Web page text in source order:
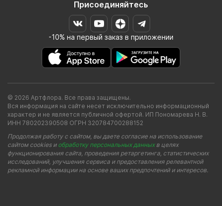
Присоединяйтесь
-10% на первый заказ в приложении
© 2026 Артфлора. Все права защищены.
Вся информация на сайте несет исключительно информационный
характер и не является публичной офертой. ИП Пономарева Н. В.
ИНН 780202390508 ОГРН 320784700288152
Продолжая работу с сайтом, вы даете согласие на использование
сайтом cookies и обработку персональных данныхв целях
функционирования сайта, проведения ретаргетинга, статистических
исследований, улучшения сервиса и предоставления релевантной
рекламной информации на основе ваших предпочтений и интересов.